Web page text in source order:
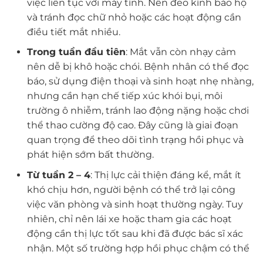
việc liên tục với máy tính. Nên đeo kính bảo hộ
và tránh đọc chữ nhỏ hoặc các hoạt động cần
điều tiết mắt nhiều.
Trong tuần đầu tiên: Mắt vẫn còn nhạy cảm
nên dễ bị khô hoặc chói. Bệnh nhân có thể đọc
báo, sử dụng điện thoại và sinh hoạt nhẹ nhàng,
nhưng cần hạn chế tiếp xúc khói bụi, môi
trường ô nhiễm, tránh lao động nặng hoặc chơi
thể thao cường độ cao. Đây cũng là giai đoạn
quan trọng để theo dõi tình trạng hồi phục và
phát hiện sớm bất thường.
Từ tuần 2 – 4: Thị lực cải thiện đáng kể, mắt ít
khó chịu hơn, người bệnh có thể trở lại công
việc văn phòng và sinh hoạt thường ngày. Tuy
nhiên, chỉ nên lái xe hoặc tham gia các hoạt
động cần thị lực tốt sau khi đã được bác sĩ xác
nhận. Một số trường hợp hồi phục chậm có thể